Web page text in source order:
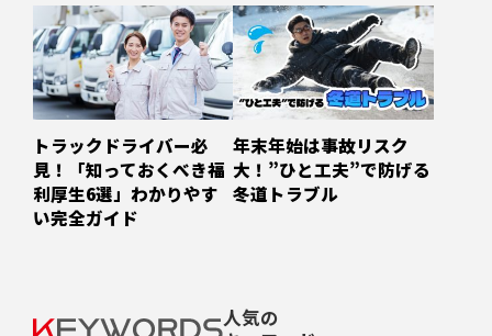
トラックドライバー必
見！「知っておくべき福
利厚生6選」わかりやす
い完全ガイド
年末年始は事故リスク
大！”ひと工夫”で防げる
冬道トラブル
人気の